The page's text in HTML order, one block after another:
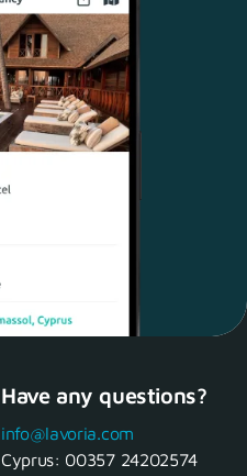
Have any questions?
info@lavoria.com
Cyprus: 00357 24202574